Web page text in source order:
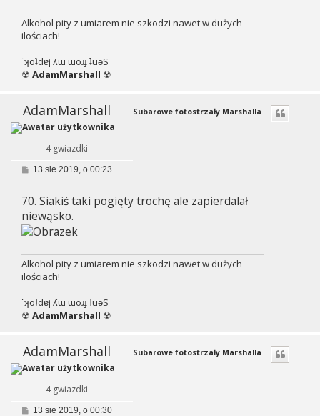
Alkohol pity z umiarem nie szkodzi nawet w dużych
ilościach!
˙ʞoʇdɐן ʎɯ ɯoɹɟ ʇuǝS
☢ AdamMarshall ☢
AdamMarshall
4 gwiazdki
Subarowe fotostrzały Marshalla
P
t
13 sie 2019, o 00:23
70. Siakiś taki pogięty trochę ale zapierdalał
niewąsko.
Alkohol pity z umiarem nie szkodzi nawet w dużych
ilościach!
˙ʞoʇdɐן ʎɯ ɯoɹɟ ʇuǝS
☢ AdamMarshall ☢
AdamMarshall
4 gwiazdki
Subarowe fotostrzały Marshalla
P13 sie 2019, o 00:30